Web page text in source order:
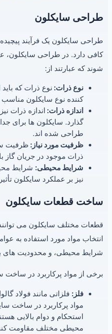
طراحی سایکلون
طراحی سایکلون یک فرآیند
کافی دارد. در طراحی سایکلون،
شوند که عبارتند از:
نوع ذرات: نوع ذرات که
کننده نوع سایکلون
اندازه ذرات: اندازه ذرات
گذارد. سایکلون ها برای
طراحی شده اند.
ظرفیت مورد نیاز: ظرفیت
ذرات موجود در جریان گاز
شرایط محیطی: شرایط
نیز بر عملکرد سایکلون
ساخت قطعات سایکلون
قطعات مختلف سایکلون می
انتخاب مواد مورد استفاده به
شرایط محیطی، و محدودیت های
برخی از مواد پرکاربرد در ساخت
فلز: فلزاتی مانند فولاد
مواد پرکاربرد در ساخت
استحکام و دوام بالایی
محیطی مختلف مقاومت